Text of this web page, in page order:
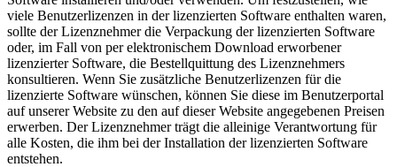
viele Benutzerlizenzen in der lizenzierten Software enthalten waren,
sollte der Lizenznehmer die Verpackung der lizenzierten Software
oder, im Fall von per elektronischem Download erworbener
lizenzierter Software, die Bestellquittung des Lizenznehmers
konsultieren. Wenn Sie zusätzliche Benutzerlizenzen für die
lizenzierte Software wünschen, können Sie diese im Benutzerportal
auf unserer Website zu den auf dieser Website angegebenen Preisen
erwerben. Der Lizenznehmer trägt die alleinige Verantwortung für
alle Kosten, die ihm bei der Installation der lizenzierten Software
entstehen.